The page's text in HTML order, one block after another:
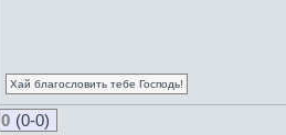
Хай благословить тебе Господь!
0 (0-0)